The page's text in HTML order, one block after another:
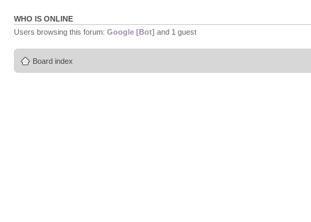
WHO IS ONLINE
Users browsing this forum: Google [Bot] and 1 guest
Board index